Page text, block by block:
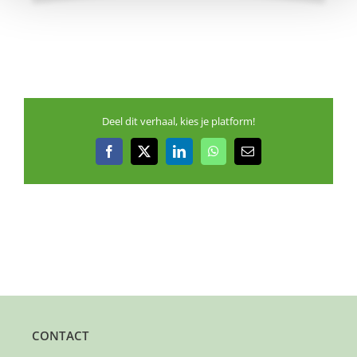
Deel dit verhaal, kies je platform!
Facebook
X LinkedInWhatsApp
E-
CONTACT